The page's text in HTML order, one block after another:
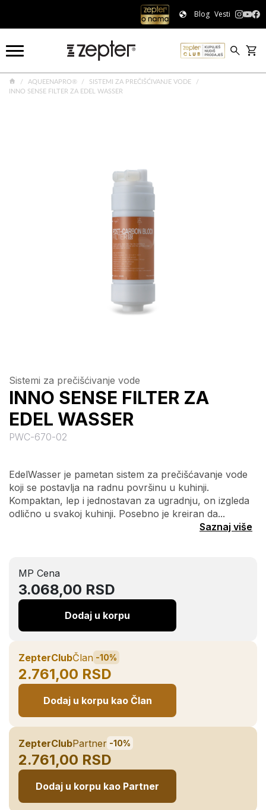
Blog Vesti
AQUEENAPRO®
SISTEMI ZA PREČIŠĆIVANJE VODE
INNO SENSE FILTER ZA EDEL WASSER
Sistemi za prečišćivanje vode
INNO SENSE FILTER ZA
EDEL WASSER
PWC-670-02
EdelWasser je pametan sistem za prečišćavanje vode
koji se postavlja na radnu površinu u kuhinji.
Kompaktan, lep i jednostavan za ugradnju, on izgleda
odlično u svakoj kuhinji. Posebno je kreiran da...
Saznaj više
MP Cena
3.068,00 RSD
Dodaj u korpu
ZepterClubČlan -10%
2.761,00 RSD
Dodaj u korpu kao Član
ZepterClubPartner -10%
2.761,00 RSD
Dodaj u korpu kao Partner